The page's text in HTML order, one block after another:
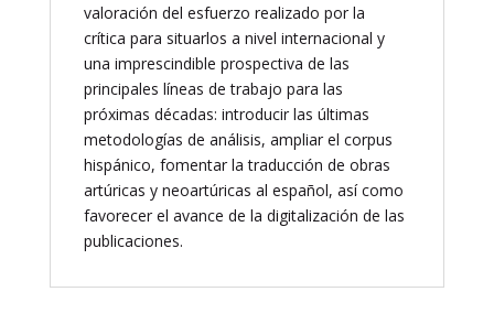
valoración del esfuerzo realizado por la
crítica para situarlos a nivel internacional y
una imprescindible prospectiva de las
principales líneas de trabajo para las
próximas décadas: introducir las últimas
metodologías de análisis, ampliar el corpus
hispánico, fomentar la traducción de obras
artúricas y neoartúricas al español, así como
favorecer el avance de la digitalización de las
publicaciones.